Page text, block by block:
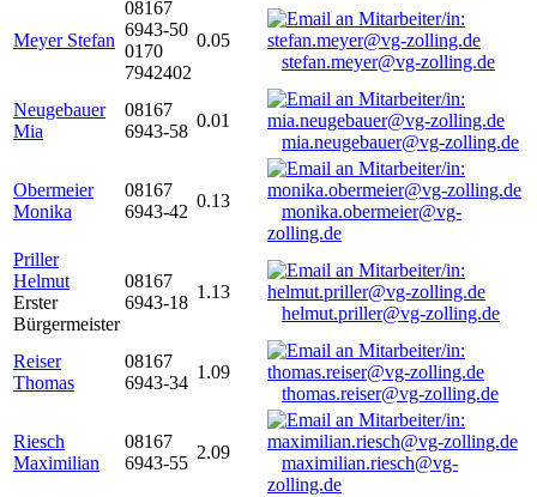
Meyer Stefan
08167
6943-50
0170
7942402
0.05
stefan.meyer@vg-zolling.de
Neugebauer
Mia
08167
6943-58
0.01
mia.neugebauer@vg-zolling.de
Obermeier
Monika
08167
6943-42
0.13
monika.obermeier@vg-
zolling.de
Priller
Helmut
Erster
Bürgermeister
08167
6943-18
1.13
helmut.priller@vg-zolling.de
Reiser
Thomas
08167
6943-34
1.09
thomas.reiser@vg-zolling.de
Riesch
Maximilian
08167
6943-55
2.09
maximilian.riesch@vg-
zolling.de